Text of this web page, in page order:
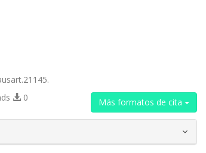
Más formatos de cita
0